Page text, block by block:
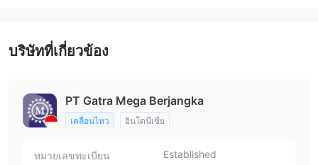
บริษัทที่เกี่ยวข้อง
PT Gatra Mega Berjangka
เคลื่อนไหว อินโดนีเซีย
หมายเลขทะเบียน
Established